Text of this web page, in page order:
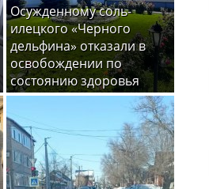
Осужденному соль-
илецкого «Черного
дельфина» отказали в
освобождении по
состоянию здоровья